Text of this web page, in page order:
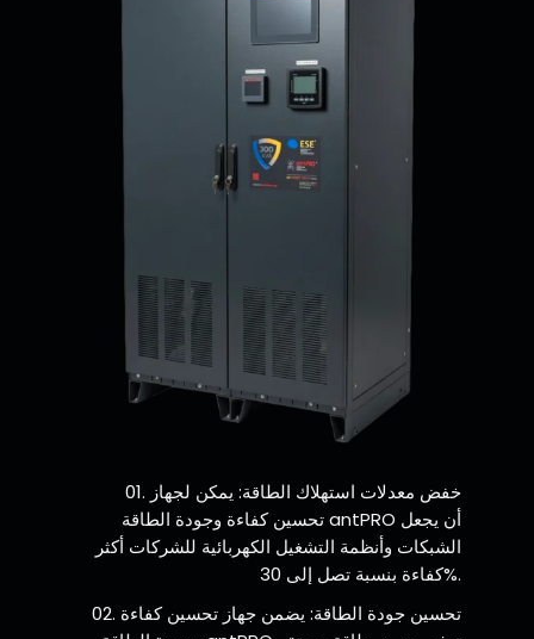
خفض معدلات استهلاك الطاقة: يمكن لجهاز
تحسين كفاءة وجودة الطاقة antPRO أن يجعل
الشبكات وأنظمة التشغيل الكهربائية للشركات أكثر
كفاءة بنسبة تصل إلى 30%.
تحسين جودة الطاقة: يضمن جهاز تحسين كفاءة